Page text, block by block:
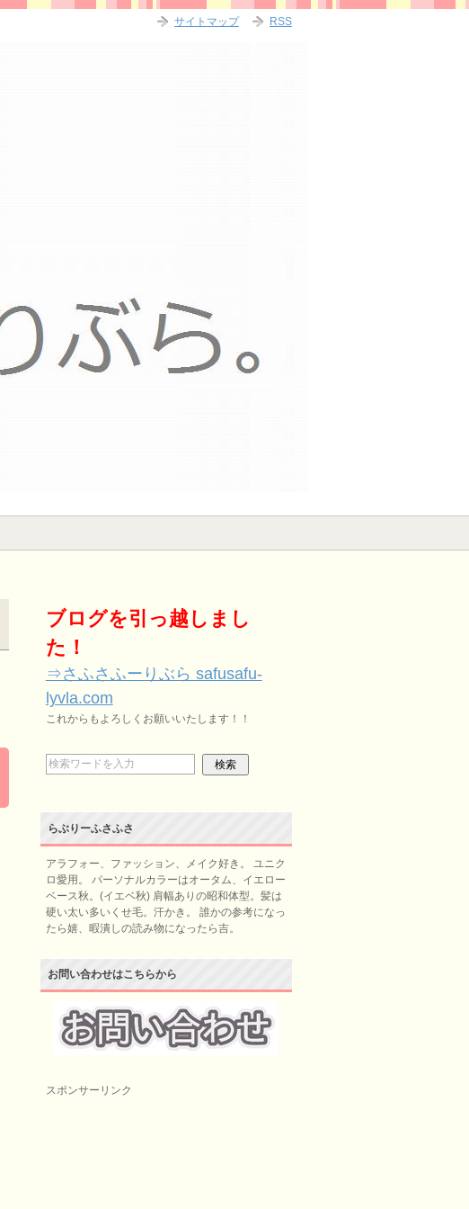
ブログを引っ越しまし
た！
⇒さふさふーりぶら safusafu-
lyvla.com
これからもよろしくお願いいたします！！
らぶりーふさふさ
アラフォー、ファッション、メイク好き。 ユニク
ロ愛用。 パーソナルカラーはオータム、イエロー
ベース秋。(イエベ秋) 肩幅ありの昭和体型。髪は
硬い太い多いくせ毛。汗かき。 誰かの参考になっ
たら嬉、暇潰しの読み物になったら吉。
お問い合わせはこちらから
スポンサーリンク
サイトマップ RSS